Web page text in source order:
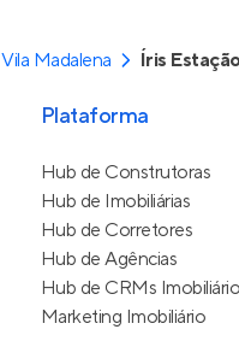
Vila Madalena Íris
Plataforma
Hub de Construtoras
Hub de Imobiliárias
Hub de Corretores
Hub de Agências
Hub de CRMs
Marketing Imobiliário